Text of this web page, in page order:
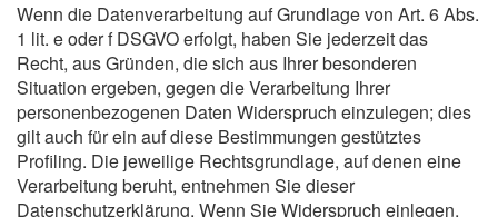
Wenn die Datenverarbeitung auf Grundlage von Art. 6 Abs.
1 lit. e oder f DSGVO erfolgt, haben Sie jederzeit das
Recht, aus Gründen, die sich aus Ihrer besonderen
Situation ergeben, gegen die Verarbeitung Ihrer
personenbezogenen Daten Widerspruch einzulegen; dies
gilt auch für ein auf diese Bestimmungen gestütztes
Profiling. Die jeweilige Rechtsgrundlage, auf denen eine
Verarbeitung beruht, entnehmen Sie dieser
Datenschutzerklärung. Wenn Sie Widerspruch einlegen,